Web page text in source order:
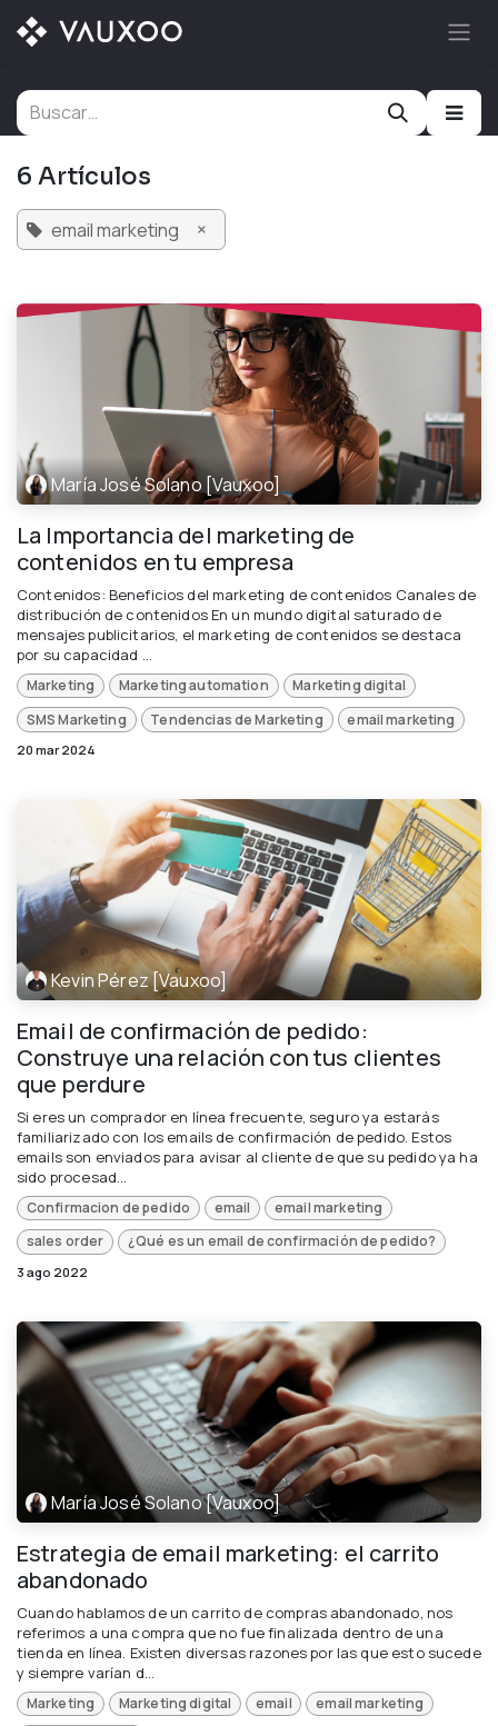
Ir al contenido
6 Artículos
email marketing ×
María José Solano [Vauxoo]
La Importancia del marketing de
contenidos en tu empresa
Contenidos: Beneficios del marketing de contenidos Canales de
distribución de contenidos En un mundo digital saturado de
mensajes publicitarios, el marketing de contenidos se destaca
por su capacidad ...
Marketing Marketing automation
Marketing digital
SMS Marketing
Tendencias de Marketing email marketing
20 mar 2024
Kevin Pérez [Vauxoo]
Email de confirmación de pedido:
Construye una relación con tus clientes
que perdure
Si eres un comprador en línea frecuente, seguro ya estarás
familiarizado con los emails de confirmación de pedido. Estos
emails son enviados para avisar al cliente de que su pedido ya ha
sido procesad...
Confirmacion de pedido email
email marketing
sales order
¿Qué es un email de confirmación de pedido?
3 ago 2022
María José Solano [Vauxoo]
Estrategia de email marketing: el carrito
abandonado
Cuando hablamos de un carrito de compras abandonado, nos
referimos a una compra que no fue finalizada dentro de una
tienda en línea. Existen diversas razones por las que esto sucede
y siempre varían d...
Marketing Marketing digital email
email marketing